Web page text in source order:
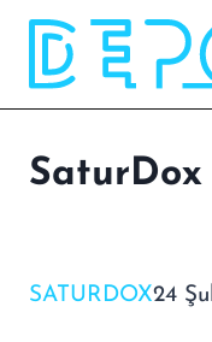
Skip
content
SaturDox
SATURDOX24